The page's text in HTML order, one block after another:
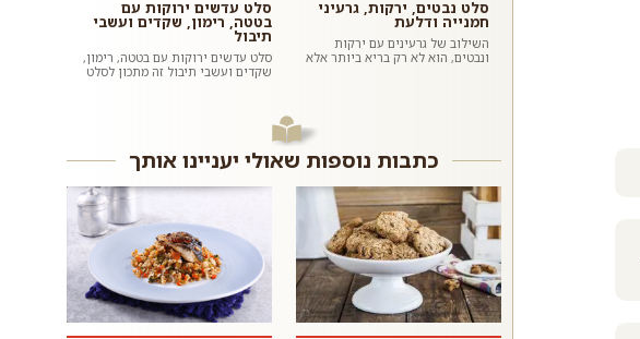
סלט נבטים, ירקות, גרעיני
חמנייה ודלעת
השילוב של גרעינים עם ירקות
ונבטים, הוא לא רק בריא ביותר אלא
סלט עדשים ירוקות עם
בטטה, רימון, שקדים ועשבי
תיבול
סלט עדשים ירוקות עם בטטה, רימון,
שקדים ועשבי תיבול זה מתכון לסלט
כתבות נוספות שאולי יעניינו אותך